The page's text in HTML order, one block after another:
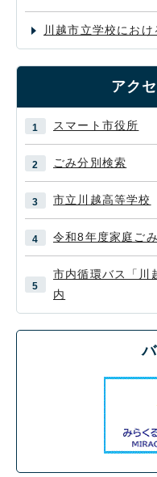
川越市立学校にお
アク
スマート市役所
ごみ分別検索
市立川越高等学校
令和8年度家庭ご
市内循環バス「川
内